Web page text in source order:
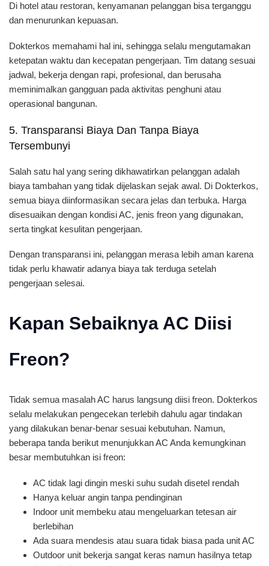
Di hotel atau restoran, kenyamanan pelanggan bisa terganggu
dan menurunkan kepuasan.
Dokterkos memahami hal ini, sehingga selalu mengutamakan
ketepatan waktu dan kecepatan pengerjaan. Tim datang sesuai
jadwal, bekerja dengan rapi, profesional, dan berusaha
meminimalkan gangguan pada aktivitas penghuni atau
operasional bangunan.
5. Transparansi Biaya Dan Tanpa Biaya
Tersembunyi
Salah satu hal yang sering dikhawatirkan pelanggan adalah
biaya tambahan yang tidak dijelaskan sejak awal. Di Dokterkos,
semua biaya diinformasikan secara jelas dan terbuka. Harga
disesuaikan dengan kondisi AC, jenis freon yang digunakan,
serta tingkat kesulitan pengerjaan.
Dengan transparansi ini, pelanggan merasa lebih aman karena
tidak perlu khawatir adanya biaya tak terduga setelah
pengerjaan selesai.
Kapan Sebaiknya AC Diisi
Freon?
Tidak semua masalah AC harus langsung diisi freon. Dokterkos
selalu melakukan pengecekan terlebih dahulu agar tindakan
yang dilakukan benar-benar sesuai kebutuhan. Namun,
beberapa tanda berikut menunjukkan AC Anda kemungkinan
besar membutuhkan isi freon:
AC tidak lagi dingin meski suhu sudah disetel rendah
Hanya keluar angin tanpa pendinginan
Indoor unit membeku atau mengeluarkan tetesan air
berlebihan
Ada suara mendesis atau suara tidak biasa pada unit AC
Outdoor unit bekerja sangat keras namun hasilnya tetap